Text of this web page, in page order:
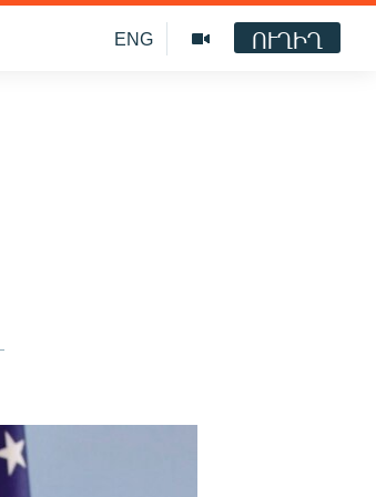
ENG ՈՒՂԻՂ